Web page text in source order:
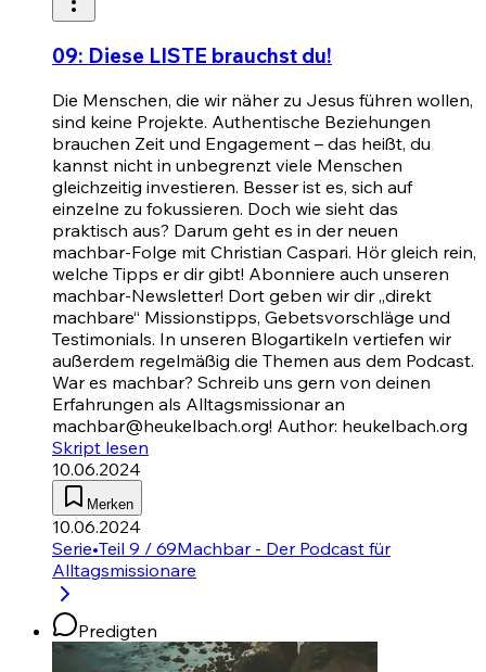
09: Diese LISTE brauchst du!
Die Menschen, die wir näher zu Jesus führen wollen,
sind keine Projekte. Authentische Beziehungen
brauchen Zeit und Engagement – das heißt, du
kannst nicht in unbegrenzt viele Menschen
gleichzeitig investieren. Besser ist es, sich auf
einzelne zu fokussieren. Doch wie sieht das
praktisch aus? Darum geht es in der neuen
machbar-Folge mit Christian Caspari. Hör gleich rein,
welche Tipps er dir gibt! Abonniere auch unseren
machbar-Newsletter! Dort geben wir dir „direkt
machbare“ Missionstipps, Gebetsvorschläge und
Testimonials. In unseren Blogartikeln vertiefen wir
außerdem regelmäßig die Themen aus dem Podcast.
War es machbar? Schreib uns gern von deinen
Erfahrungen als Alltagsmissionar an
machbar@heukelbach.org! Author: heukelbach.org
Skript lesen
10.06.2024
Merken
10.06.2024
Serie•Teil 9 / 69Machbar - Der Podcast für
Alltagsmissionare
Predigten